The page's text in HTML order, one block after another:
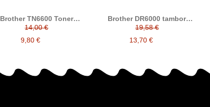
Brother TN6600 Toner
compatible
14,00 €
9,80 €
Brother DR6000 tambor
compatible
19,58 €
13,70 €